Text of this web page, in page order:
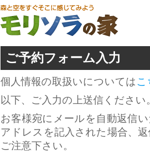
ご予約フォーム入力
個人情報の取扱いについては こ
以下、ご入力の上送信ください
お客様宛にメールを自動返信
アドレスを記入された場合、
ご注意下さい。